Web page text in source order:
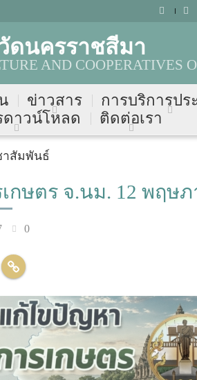
ดนครราชสีมา
AND COOPERATIVES
ข่าวสาร
การบริการปร
ดาวน์โหลด ติดต่อเรา
าสัมพันธ์
ษตร จ.นม. 12 พฤษภ
0